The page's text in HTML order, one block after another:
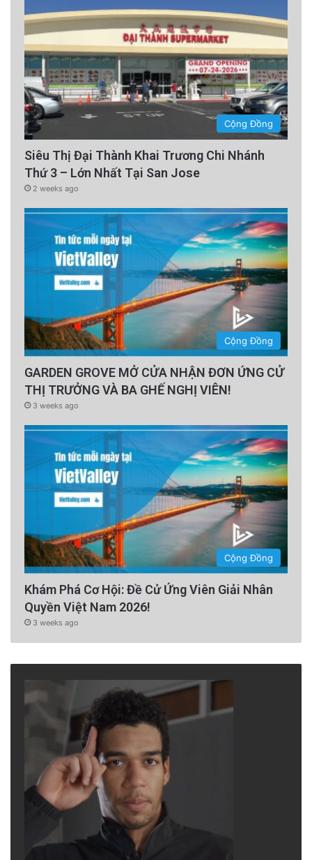
Cộng Đồng
Siêu Thị Đại Thành Khai Trương Chi Nhánh
Thứ 3 – Lớn Nhất Tại San Jose
2 weeks ago
Cộng Đồng
GARDEN GROVE MỞ CỬA NHẬN ĐƠN ỨNG CỬ
THỊ TRƯỞNG VÀ BA GHẾ NGHỊ VIÊN!
3 weeks ago
Cộng Đồng
Khám Phá Cơ Hội: Đề Cử Ứng Viên Giải Nhân
Quyền Việt Nam 2026!
3 weeks ago